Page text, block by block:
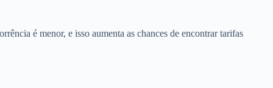
é menor, e isso aumenta as chances de encontrar tarifas